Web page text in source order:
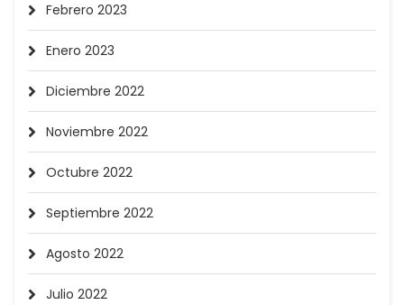
Febrero 2023
Enero 2023
Diciembre 2022
Noviembre 2022
Octubre 2022
Septiembre 2022
Agosto 2022
Julio 2022